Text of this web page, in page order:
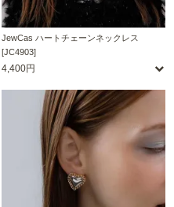
JewCas ハートチェーンネックレス
[JC4903]
4,400円